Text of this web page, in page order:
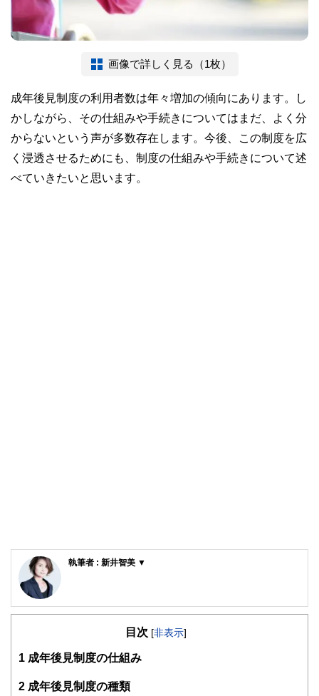
画像で詳しく見る（1枚）
成年後見制度の利用者数は年々増加の傾向にあります。し
かしながら、その仕組みや手続きについてはまだ、よく分
からないという声が多数存在します。今後、この制度を広
く浸透させるためにも、制度の仕組みや手続きについて述
べていきたいと思います。
執筆者 : 新井智美 ▼
（保有資格）
・１級ファイナンシャル・プランニング技能士
・DC(確定拠出年金)プランナー
・住宅ローンアドバイザー
・証券外務員
マネーコンサルタントとしての個人向け相談、NISA・
目次 [非表示]
1 成年後見制度の仕組み
2 成年後見制度の種類